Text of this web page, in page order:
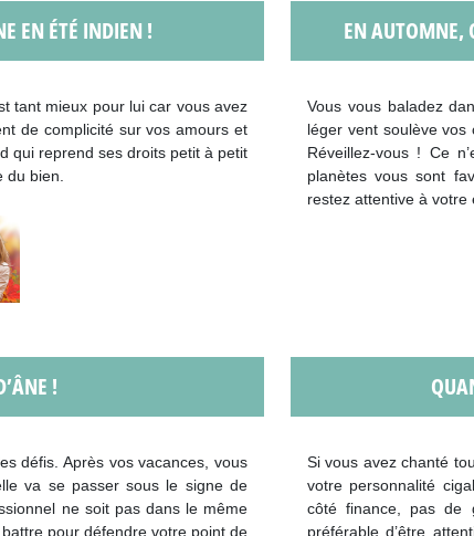
EN ÉTÉ INDIEN !
tant mieux pour lui car vous avez
de complicité sur vos amours et
qui reprend ses droits petit à petit
bien.
EN AUTOMNE,
Vous vous baladez
léger vent soulève
Réveillez-vous ! Ce
planètes vous sont
restez attentive à votre
!
défis. Après vos vacances, vous
va se passer sous le signe de
ne soit pas dans le même
pour défendre votre point de
Si vous avez chanté
votre personnalité
côté finance, pas de
préférable d’être